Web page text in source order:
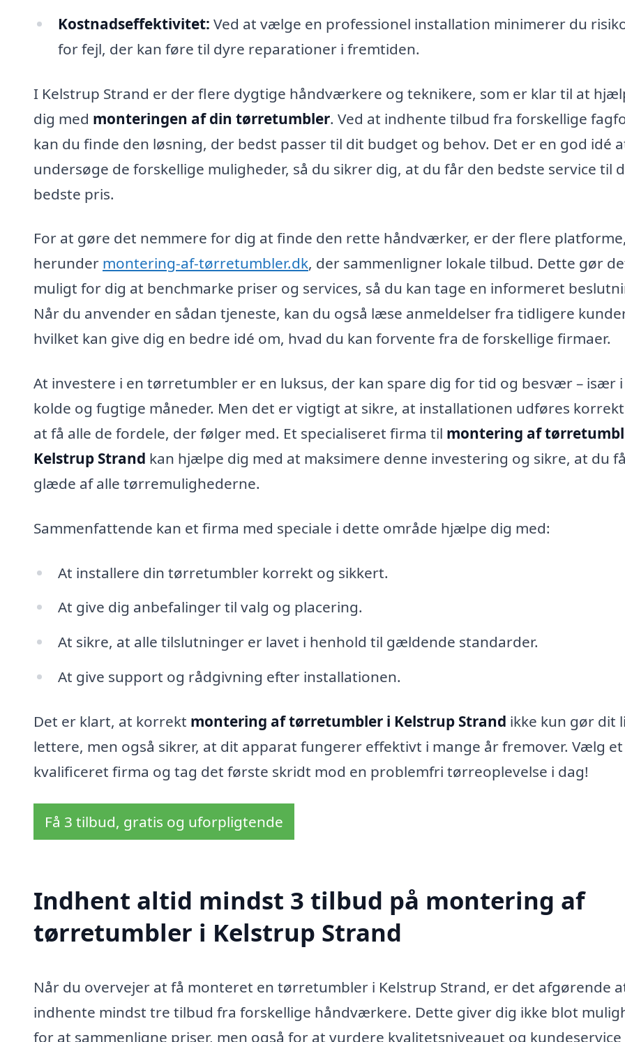
Kostnadseffektivitet: Ved at vælge en professionel installation minimerer du
for fejl, der kan føre til dyre reparationer i fremtiden.
I Kelstrup Strand er der flere dygtige håndværkere og teknikere, som er klar til at
dig med monteringen af din tørretumbler. Ved at indhente tilbud fra forskellige
kan du finde den løsning, der bedst passer til dit budget og behov. Det er en god idé
undersøge de forskellige muligheder, så du sikrer dig, at du får den bedste service til
bedste pris.
For at gøre det nemmere for dig at finde den rette håndværker, er der flere platforme,
herunder montering-af-tørretumbler.dk, der sammenligner lokale tilbud. Dette gør
muligt for dig at benchmarke priser og services, så du kan tage en informeret
Når du anvender en sådan tjeneste, kan du også læse anmeldelser fra tidligere
hvilket kan give dig en bedre idé om, hvad du kan forvente fra de forskellige firmaer.
At investere i en tørretumbler er en luksus, der kan spare dig for tid og besvær – især
kolde og fugtige måneder. Men det er vigtigt at sikre, at installationen udføres
at få alle de fordele, der følger med. Et specialiseret firma til montering af
Kelstrup Strand kan hjælpe dig med at maksimere denne investering og sikre, at du
glæde af alle tørremulighederne.
Sammenfattende kan et firma med speciale i dette område hjælpe dig med:
At installere din tørretumbler korrekt og sikkert.
At give dig anbefalinger til valg og placering.
At sikre, at alle tilslutninger er lavet i henhold til gældende standarder.
At give support og rådgivning efter installationen.
Det er klart, at korrekt montering af tørretumbler i Kelstrup Strand ikke kun gør dit
lettere, men også sikrer, at dit apparat fungerer effektivt i mange år fremover. Vælg et
kvalificeret firma og tag det første skridt mod en problemfri tørreoplevelse i dag!
Få 3 tilbud, gratis og uforpligtende
Indhent altid mindst 3 tilbud på montering af
tørretumbler i Kelstrup Strand
Når du overvejer at få monteret en tørretumbler i Kelstrup Strand, er det afgørende
indhente mindst tre tilbud fra forskellige håndværkere. Dette giver dig ikke blot
for at sammenligne priser, men også for at vurdere kvalitetsniveauet og kundeservice